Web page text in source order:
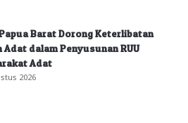
Barat Dorong Keterlibatan
Adat dalam Penyusunan RUU
Adat
2026